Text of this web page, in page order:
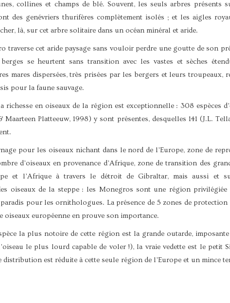
collines et champs de blé. Souvent, les seuls arbres présents
des genévriers thurifères complètement isolés ; et les aigles
là, sur cet arbre solitaire dans un océan minéral et aride.
traverse cet aride paysage sans vouloir perdre une goutte de son
se heurtent sans transition avec les vastes et sèches
mares dispersées, très prisées par les bergers et leurs troupeaux,
pour la faune sauvage.
richesse en oiseaux de la région est exceptionnelle : 308 espèces
Maarteen Platteeuw, 1998) y sont présentes, desquelles 141 (J.L.
pour les oiseaux nichant dans le nord de l’Europe, zone de
d’oiseaux en provenance d’Afrique, zone de transition des
et l’Afrique à travers le détroit de Gibraltar, mais aussi et
oiseaux de la steppe : les Monegros sont une région
pour les ornithologues. La présence de 5 zones de protection
oiseaux européenne en prouve son importance.
la plus notoire de cette région est la grande outarde,
le plus lourd capable de voler !), la vraie vedette est le petit
distribution est réduite à cette seule région de l’Europe et un mince